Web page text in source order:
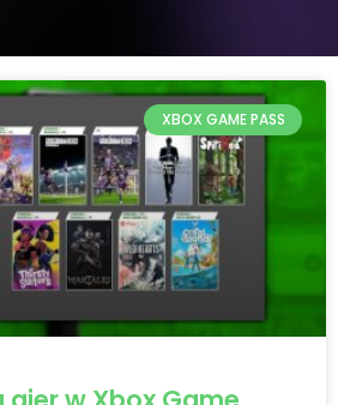
XBOX GAME PASS